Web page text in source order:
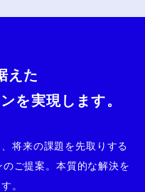
えた
を実現します。
将来の課題を先取りする
ご提案。本質的な解決を
。